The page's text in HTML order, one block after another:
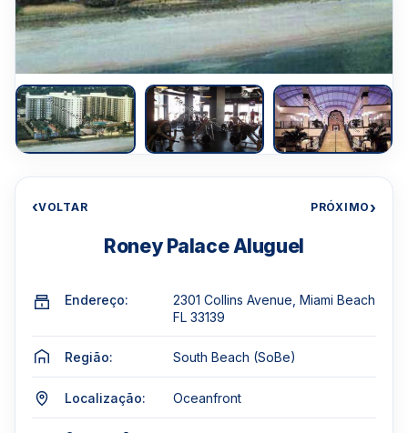
‹VOLTAR PRÓXIMO›
Roney Palace Aluguel
Endereço:
2301 Collins Avenue, Miami Beach
FL 33139
Região: South Beach (SoBe)
Localização: Oceanfront